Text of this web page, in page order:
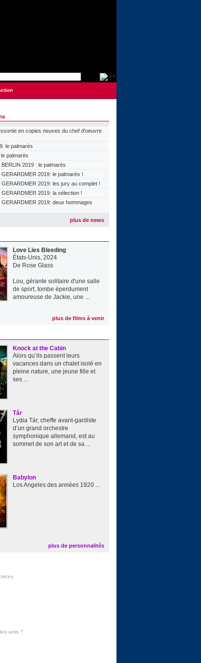
en copies neuves du chef d'oeuvre
le palmarès
palmarès
BERLIN 2019 : le palmarès
GERARDMER 2019: le palmarès !
GERARDMER 2019: les jury au complet !
GERARDMER 2019: la sélection !
GERARDMER 2019: deux hommages
plus de news
Love Lies Bleeding
États-Unis, 2024
De Rose Glass
Lou, gérante solitaire d'une salle
de sport, tombe éperdument
amoureuse de Jackie, une ...
plus de films à venir
Knock at the Cabin
Alors qu’ils passent leurs
vacances dans un chalet isolé en
pleine nature, une jeune fille et
ses ...
Tár
Lydia Tár, cheffe avant-gardiste
d’un grand orchestre
symphonique allemand, est au
sommet de son art et de sa ...
Babylon
Los Angeles des années 1920 ...
plus de personnalités
amis?